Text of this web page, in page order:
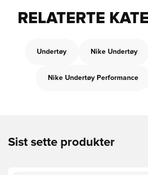
RELATERTE
Undertøy Nike Undertøy
Nike Undertøy Performance
Sist sette produkter